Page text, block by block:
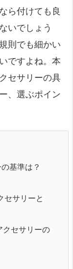
ら付けても良
いでしょう
則でも細かい
ですよね。本
セサリーの具
、選ぶポイン
基準は？
セサリーと
クセサリーの